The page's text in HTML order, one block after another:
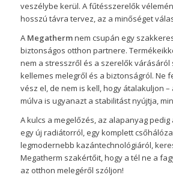
veszélybe kerül. A fűtésszerelők
hosszú távra tervez, az a minőséget
A Megathermnem csupán egy
biztonságos otthon partnere.
nem a stresszről és a szerelők várásáról
kellemes melegről és a biztonságról. Ne
vész el, de nem is kell, hogy átalakuljon
múlva is ugyanazt a stabilitást nyújtja,
A kulcs a megelőzés, az alapanyag pedig
egy új radiátorról, egy komplett
legmodernebb kazántechnológiáról,
Megatherm szakértőit, hogy a tél ne a
az otthon melegéről szóljon!